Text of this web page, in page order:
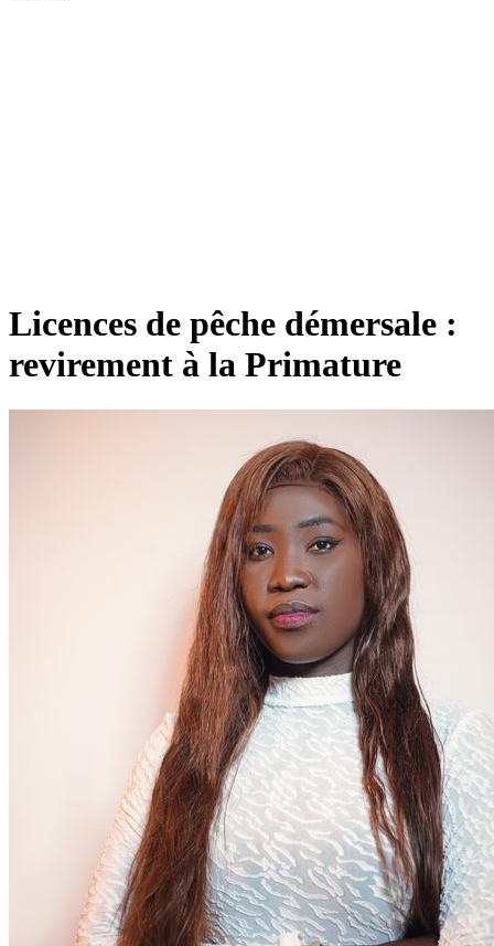
Licences de pêche démersale :
revirement à la Primature